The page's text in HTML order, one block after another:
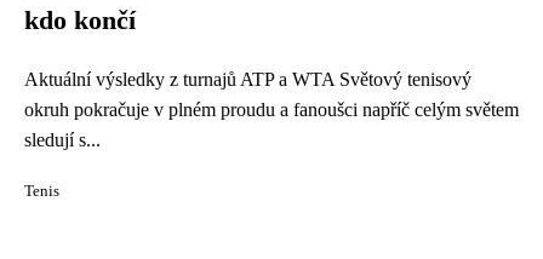
kdo končí
Aktuální výsledky z turnajů ATP a WTA Světový tenisový
okruh pokračuje v plném proudu a fanoušci napříč celým světem
sledují s...
Tenis